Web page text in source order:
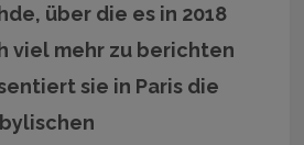
über die es in 2018
viel mehr zu berichten
sie in Paris die